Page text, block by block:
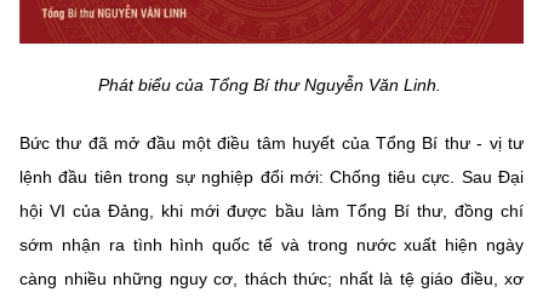
Cơ quan chủ quản: Bộ Khoa học và Công nghệ (MST)
Chịu trách nhiệm nội dung: Nguyễn Thị Hải Hằng
Điện thoại: 024 3936 9506
Email:stc@mst.gov.vn
©2026 Bản quyền thuộc Bộ Khoa Học và Công Nghệ
website này)
Phát biểu của Tổng Bí thư Nguyễn Văn Linh.
Bức thư đã mở đầu một điều tâm huyết của Tổng Bí thư - vị tư
lệnh đầu tiên trong sự nghiệp đổi mới: Chống tiêu cực. Sau Đại
hội VI của Đảng, khi mới được bầu làm Tổng Bí thư, đồng chí
sớm nhận ra tình hình quốc tế và trong nước xuất hiện ngày
càng nhiều những nguy cơ, thách thức; nhất là tệ giáo điều, xơ